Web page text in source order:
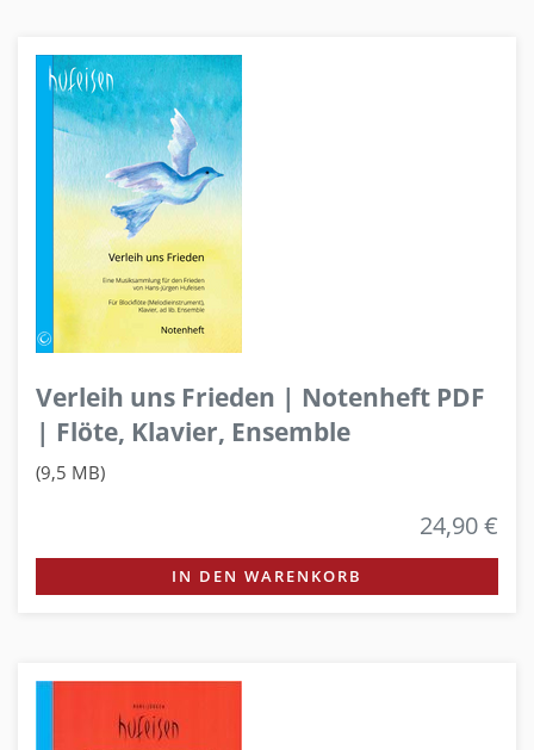
Verleih uns Frieden | Notenheft PDF
| Flöte, Klavier, Ensemble
(9,5 MB)
24,90 €
IN DEN WARENKORB